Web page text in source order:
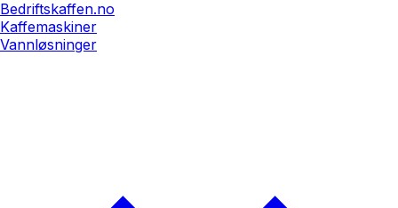
Bedriftskaffen.no
Kaffemaskiner
Vannløsninger